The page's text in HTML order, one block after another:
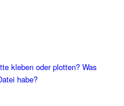
kleben oder plotten? Was
habe?